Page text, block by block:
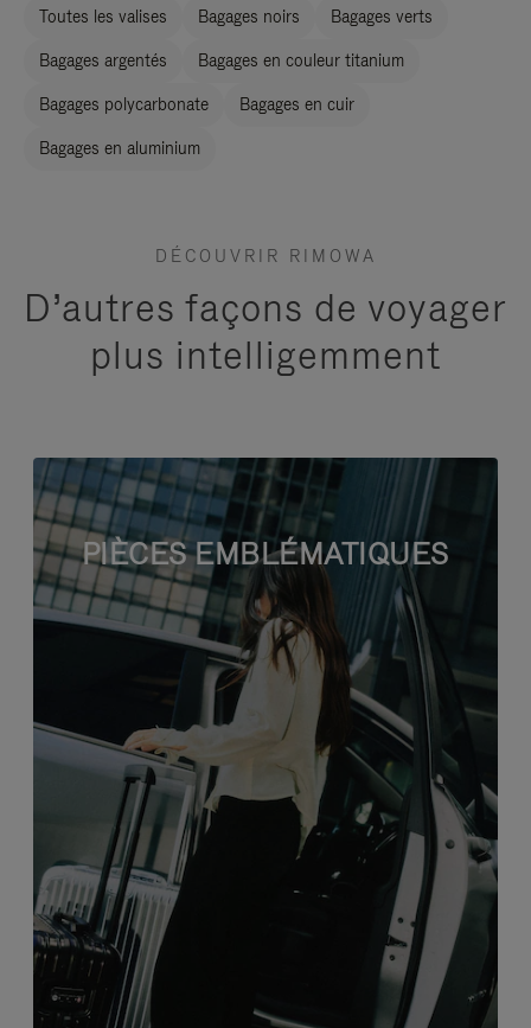
Toutes les valises Bagages noirs Bagages verts
Bagages argentés Bagages en couleur titanium
Bagages polycarbonate Bagages en cuir
Bagages en aluminium
DÉCOUVRIR RIMOWA
D’autres façons de voyager
plus intelligemment
PIÈCES EMBLÉMATIQUES